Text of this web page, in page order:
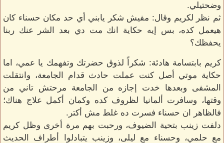
وضحتيلي.
ثم نظر لكريم وقال: مفيش شكر يابني أي حد مكان حسناء كان
هيعمل كده، بس إيه حكاية انك مت دي بعد الشر عنك ربنا
يحفظك؟
كريم بابتسامة هادئة: شكراً لذوق حضرتك وتفهمك يا عمي، اما
حكاية موتي أصل كنت عملت حادث قدام الجامعة، وانتقلت
المشفى وبعدها خدت إجازه من الجامعة مرحتش تاني من
وقتها، وسافرت ألمانيا لظروف كده وكمان أكمل علاج هناك؛
فالظاهر ان حسناء فسرت ده غلط مش أكتر.
دلفت زينب بتحية الضيوف، ورحبت بهم مرة أخرى وظل كريم
مع حلمي، وحسناء مع ليلى، وزينب يتبادلوا أطراف الحديث